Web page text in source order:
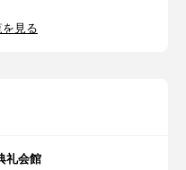
見る
礼会館